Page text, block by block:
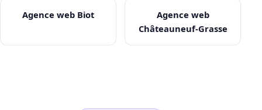
Agence web Biot
Agence web
Châteauneuf-Grasse